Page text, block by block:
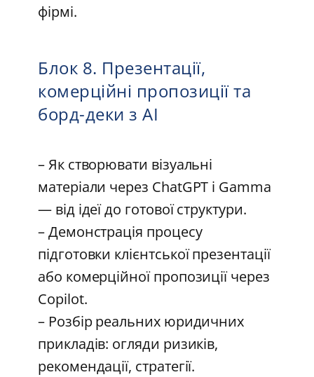
фірмі.
Блок 8. Презентації,
комерційні пропозиції та
борд-деки з AI
– Як створювати візуальні
матеріали через ChatGPT і Gamma
— від ідеї до готової структури.
– Демонстрація процесу
підготовки клієнтської презентації
або комерційної пропозиції через
Copilot.
– Розбір реальних юридичних
прикладів: огляди ризиків,
рекомендації, стратегії.